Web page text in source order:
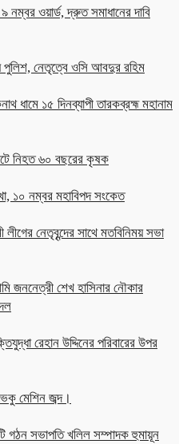
নম্বর ওয়ার্ড, দ্রুত সমাধানের দাবি
নেতৃত্বে ওসি আবদুর রহিম
ধামে ১৫ দিনব্যাপী তারকব্রহ্ম মহানাম
নিহত ৬০ বছরের কৃষক
১০ নম্বর মহাবিপদ সংকেত
নেতৃবৃন্দের সাথে মতবিনিময় সভা
জননেত্রী শেখ হাসিনার নৌকার
রেহান উদ্দিনের পরিবারের উপর
মেশিন জব্দ।
গঠন সভাপতি খলিল সম্পাদক হুমায়ূন